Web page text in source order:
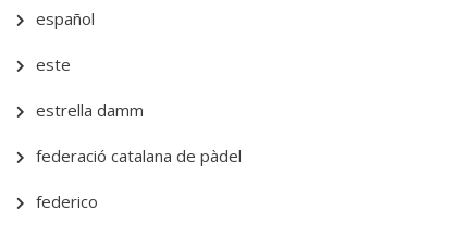
español
este
estrella damm
federació catalana de pàdel
federico